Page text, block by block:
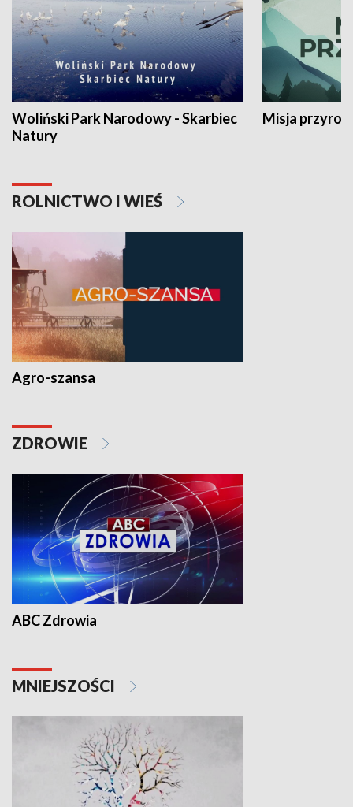
Woliński Park Narodowy - Skarbiec
Natury
Misja
ROLNICTWO I WIEŚ
Agro-szansa
ZDROWIE
ABC Zdrowia
MNIEJSZOŚCI